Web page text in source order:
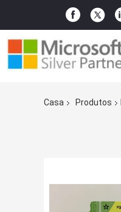
Casa Produtos